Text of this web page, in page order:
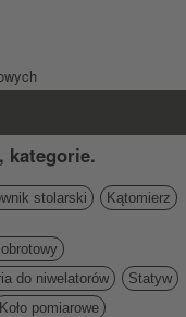
kategorie.
stolarski Kątomierz
do niwelatorów
Statyw
Koło pomiarowe